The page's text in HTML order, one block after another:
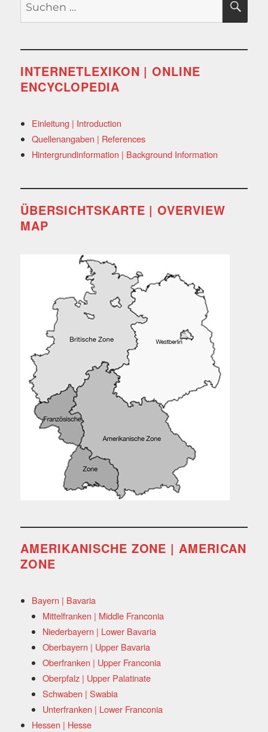
nach:
INTERNETLEXIKON | ONLINE
ENCYCLOPEDIA
Einleitung | Introduction
Quellenangaben | References
Hintergrundinformation | Background Information
ÜBERSICHTSKARTE | OVERVIEW
MAP
AMERIKANISCHE ZONE | AMERICAN
ZONE
Bayern | Bavaria
Mittelfranken | Middle Franconia
Niederbayern | Lower Bavaria
Oberbayern | Upper Bavaria
Oberfranken | Upper Franconia
Oberpfalz | Upper Palatinate
Schwaben | Swabia
Unterfranken | Lower Franconia
Hessen | Hesse